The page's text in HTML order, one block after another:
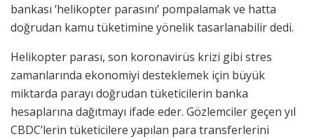
bankası ‘helikopter parasını’ pompalamak ve hatta
doğrudan kamu tüketimine yönelik tasarlanabilir dedi.
Helikopter parası, son koronavirüs krizi gibi stres
zamanlarında ekonomiyi desteklemek için büyük
miktarda parayı doğrudan tüketicilerin banka
hesaplarına dağıtmayı ifade eder. Gözlemciler geçen yıl
CBDC’lerin tüketicilere yapılan para transferlerini